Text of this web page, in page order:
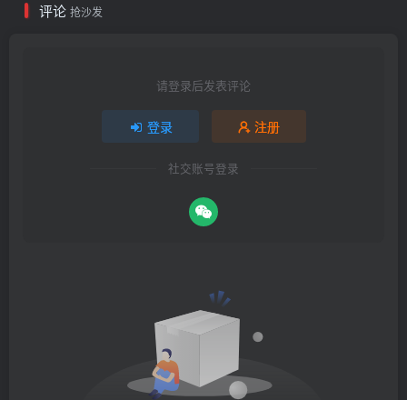
评论 抢沙发
请登录后发表评论
登录 注册
社交账号登录